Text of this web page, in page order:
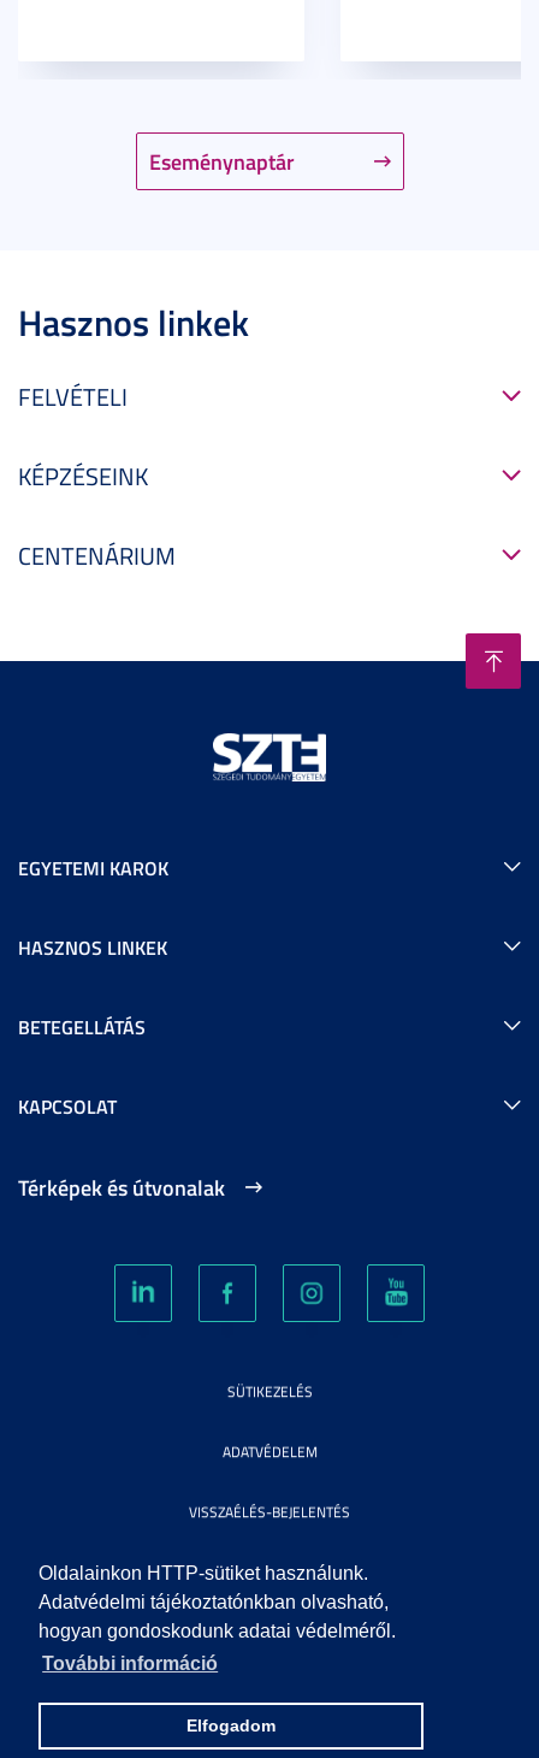
Oldalainkon HTTP-sütiket használunk.
Adatvédelmi tájékoztatónkban olvasható,
hogyan gondoskodunk adatai védelméről.
További információ
Elfogadom
Eseménynaptár
Hasznos linkek
FELVÉTELI
KÉPZÉSEINK
CENTENÁRIUM
EGYETEMI KAROK
HASZNOS LINKEK
BETEGELLÁTÁS
KAPCSOLAT
Térképek és útvonalak
SÜTIKEZELÉS
ADATVÉDELEM
VISSZAÉLÉS-BEJELENTÉS
KÖZÉRDEKŰ ADATOK
IMPRESSZUM